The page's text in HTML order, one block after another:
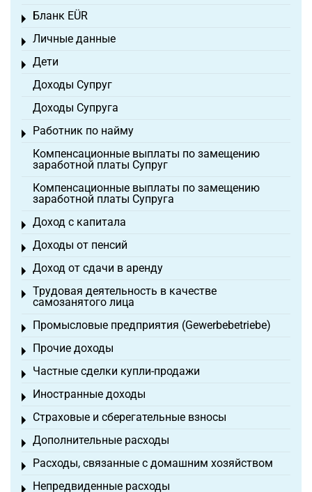
Бланк EÜR
Toggle menu
Личные данные
Toggle menu
Дети
Toggle menu
Доходы Супруг
Доходы Супруга
Работник по найму
Toggle menu
Компенсационные выплаты по замещению
заработной платы Супруг
Компенсационные выплаты по замещению
заработной платы Супруга
Доход с капитала
Toggle menu
Доходы от пенсий
Toggle menu
Доход от сдачи в аренду
Toggle menu
Трудовая деятельность в качестве
самозанятого лица
Toggle menu
Промысловые предприятия (Gewerbebetriebe)
Toggle menu
Прочие доходы
Toggle menu
Частные сделки купли-продажи
Toggle menu
Иностранные доходы
Toggle menu
Страховые и сберегательные взносы
Toggle menu
Дополнительные расходы
Toggle menu
Расходы, связанные с домашним хозяйством
Toggle menu
Непредвиденные расходы